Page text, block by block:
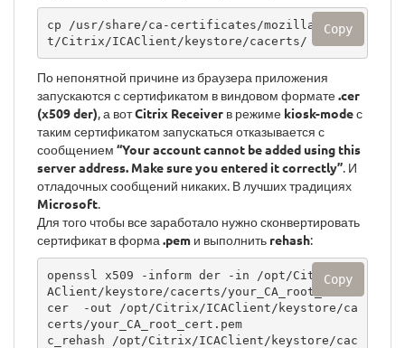
cp /usr/share/ca-certificates/mozilla/* /op
t/Citrix/ICAClient/keystore/cacerts/
Copy
По непонятной причине из браузера приложения
запускаются с сертификатом в виндовом формате.cer
(x509 der), а вотCitrix Receiver в режиме kiosk-modeс
таким сертификатом запускаться отказывается с
сообщением “Your account cannot be added using this
server address. Make sure you entered it correctly”. И
отладочных сообщений никаких. В лучших традициях
Microsoft.
Для того чтобы все заработало нужно сконвертировать
сертификат в форма .pem и выполнить rehash:
openssl x509 -inform der -in /opt/Citrix/IC
AClient/keystore/cacerts/your_CA_root_cert.
cer  -out /opt/Citrix/ICAClient/keystore/ca
certs/your_CA_root_cert.pem
c_rehash /opt/Citrix/ICAClient/keystore/cac
Copy